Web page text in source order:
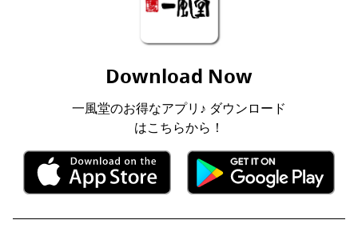
Download Now
一風堂のお得なアプリ♪ ダウンロード
はこちらから！